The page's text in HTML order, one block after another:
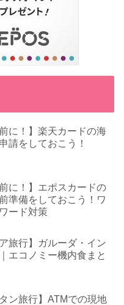
に！】楽天カードの海
請をしておこう！
に！】エポスカードの
準備をしておこう！ワ
ード対策
旅行】ガルーダ・イン
エコノミー機内食まと
ン旅行】ATMでの現地